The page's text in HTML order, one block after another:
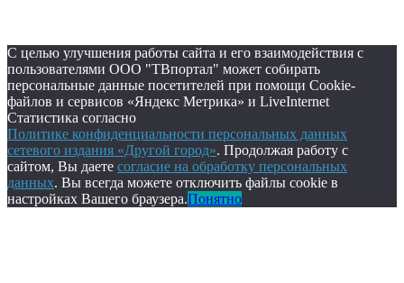
С целью улучшения работы сайта и его взаимодействия с
пользователями ООО "ТВпортал" может собирать
персональные данные посетителей при помощи Cookie-
файлов и сервисов «Яндекс Метрика» и LiveInternet
Статистика согласно
Политике конфиденциальности персональных данных
сетевого издания «Другой город». Продолжая работу с
сайтом, Вы даете согласие на обработку персональных
данных. Вы всегда можете отключить файлы cookie в
настройках Вашего браузера.Понятно